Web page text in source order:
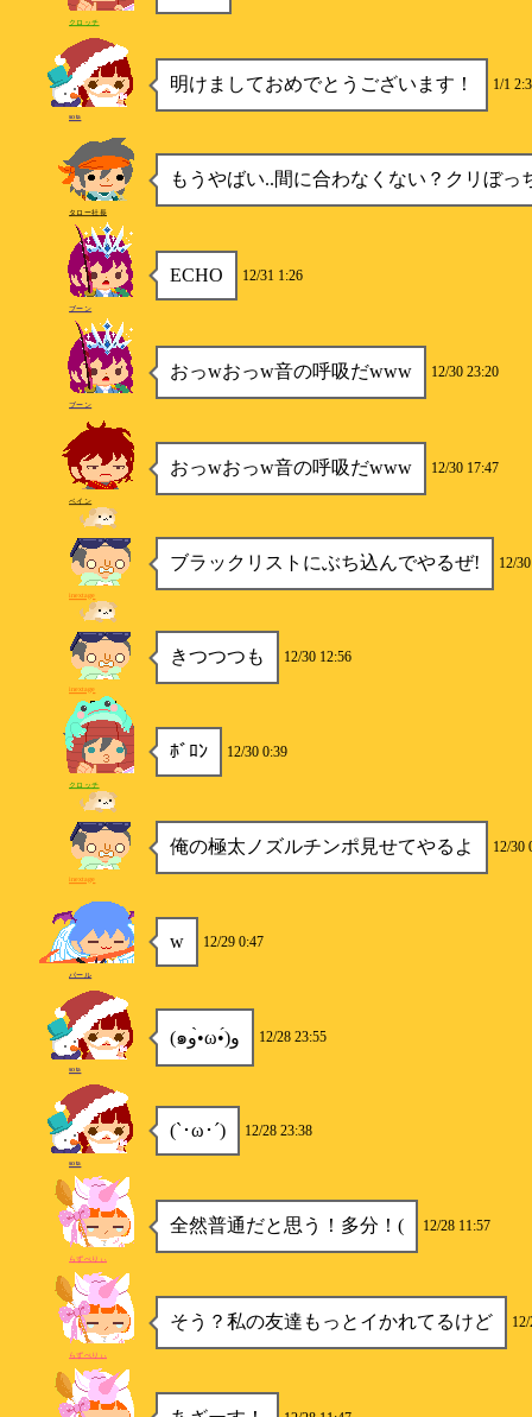
クロッチ
明けましておめでとうございます！ 1/1
sota
もうやばい..間に合わなくない？クリぼっ
タロー社長
ECHO 12/31 1:26
ブーン
おっwおっw音の呼吸だwww 12/30 23:20
ブーン
おっwおっw音の呼吸だwww 12/30 17:47
ベイン
ブラックリストにぶち込んでやるぜ! 12/
inextage
きつつつも 12/30 12:56
inextage
ﾎﾞﾛﾝ 12/30 0:39
クロッチ
俺の極太ノズルチンポ見せてやるよ 12/30
inextage
w 12/29 0:47
パール
(๑و•̀ω•́)و 12/28 23:55
sota
(`･ω･´) 12/28 23:38
sota
全然普通だと思う！多分！( 12/28 11:57
らずべりぃ
そう？私の友達もっとイかれてるけど
らずべりぃ